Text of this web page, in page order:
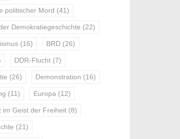
politischer Mord (41)
Demokratiegeschichte (22)
(16) BRD (26)
DDR-Flucht (7)
(26) Demonstration (16)
(11) Europa (12)
im Geist der Freiheit (8)
(21)